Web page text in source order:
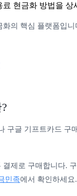
현금화 방법을 상
의 핵심 플랫폼입
구글 기프트카드
제로 구매합니다.
민족에서 확인하세요.